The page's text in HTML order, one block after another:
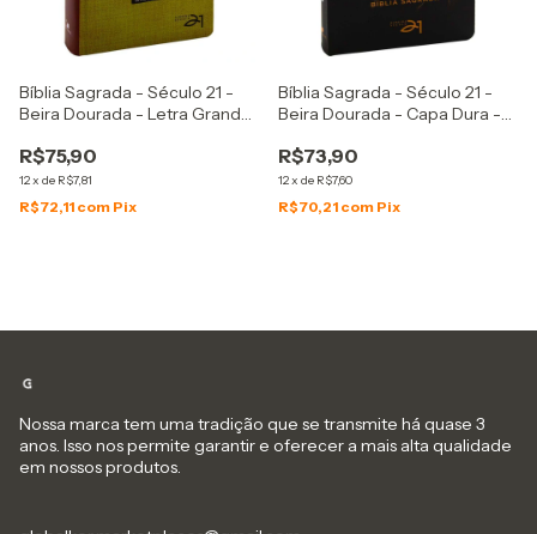
Bíblia Sagrada - Século 21 -
Beira Dourada - Letra Grande
R$75,90
12x de R$7,81
R$72,11 com Pix
Bíblia Sagrada - Século 21 -
Beira Dourada - Capa Dura -
R$73,90
12x de R$7,60
R$70,21 com Pix
Nossa marca tem uma tradição que se transmite há quase 3
anos. Isso nos permite garantir e oferecer a mais alta qualidade
em nossos produtos.